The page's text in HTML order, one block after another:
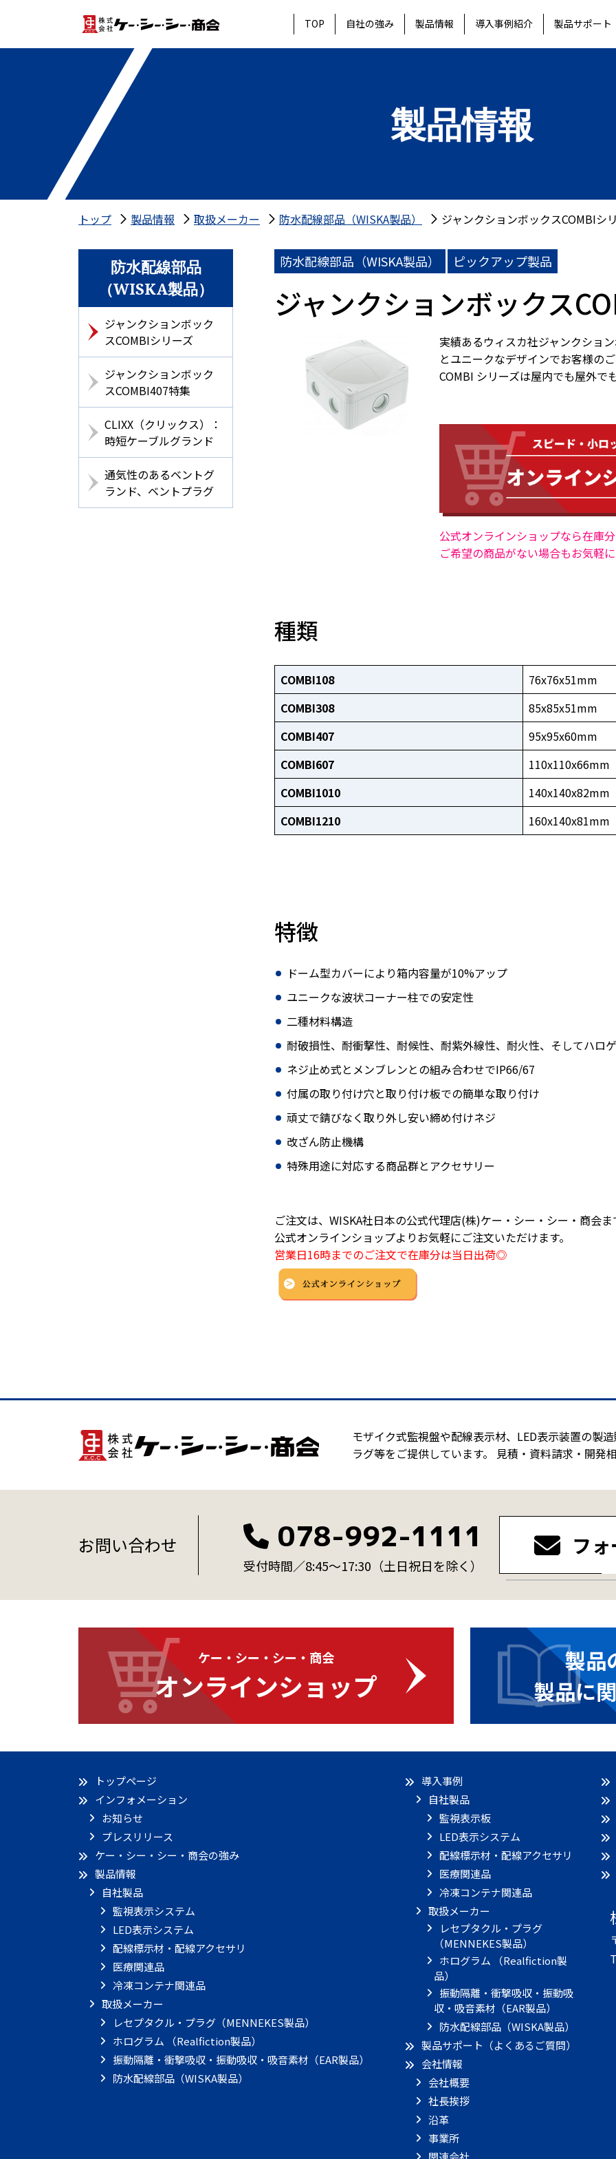
TOP 自社の強み 製品情報 導入事例紹介 製品サポート
製品情報
トップ 製品情報 取扱メーカー 防水配線部品（WISKA製品） ジャンクションボックスCOMBIシ
防水配線部品（WISKA製品） ピックアップ製品
ジャンクションボックス
実績あるウィスカ社ジャンクショ
とユニークなデザインでお客様の
COMBI シリーズは屋内でも屋外で
公式オンラインショップなら在庫
ご希望の商品がない場合もお気軽
種類
COMBI108
76x76x51mm
COMBI308
85x85x51mm
COMBI407
95x95x60mm
COMBI607
110x110x66mm
COMBI1010
140x140x82mm
COMBI1210
160x140x81mm
特徴
ドーム型カバーにより箱内容量が10%アップ
ユニークな波状コーナー柱での安定性
二種材料構造
耐破損性、耐衝撃性、耐候性、耐紫外線性、耐火性、そしてハロ
ネジ止め式とメンブレンとの組み合わせでIP66/67
付属の取り付け穴と取り付け板での簡単な取り付け
頑丈で錆びなく取り外し安い締め付けネジ
改ざん防止機構
特殊用途に対応する商品群とアクセサリー
ご注文は、WISKA社日本の公式代理店(株)ケー・シー・シー・商会ま
公式オンラインショップよりお気軽にご注文いただけます。
営業日16時までのご注文で在庫分は当日出荷◎
防水配線部品
（WISKA製品）
ジャンクションボック
スCOMBIシリーズ
ジャンクションボック
スCOMBI407特集
CLIXX（クリックス）：
時短ケーブルグランド
通気性のあるベントグ
ランド、ベントプラグ
モザイク式監視盤や配線表示材、LED表示装置の製
ラグ等をご提供しています。 見積・資料請求・開発
お問い合わせ 078-992-1111
受付時間／8:45～17:30 （土日祝日を除く）
フ
ケー・シー・シー・商会
オンラインショップ
製品
製品に
トップページ
インフォメーション
お知らせ
プレスリリース
ケー・シー・シー・商会の強み
製品情報
自社製品
監視表示システム
LED表示システム
配線標示材・配線アクセサリ
医療関連品
冷凍コンテナ関連品
取扱メーカー
レセプタクル・プラグ（MENNEKES製品）
ホログラム （Realfiction製品）
振動隔離・衝撃吸収・振動吸収・吸音素材（EAR製品）
防水配線部品（WISKA製品）
導入事例
自社製品
監視表示板
LED表示システム
配線標示材・配線アクセサリ
医療関連品
冷凍コンテナ関連品
取扱メーカー
レセプタクル・プラグ
（MENNEKES製品）
ホログラム （Realfiction製
品）
振動隔離・衝撃吸収・振動吸
収・吸音素材（EAR製品）
防水配線部品（WISKA製品）
製品サポート（よくあるご質問）
会社情報
会社概要
社長挨拶
沿革
事業所